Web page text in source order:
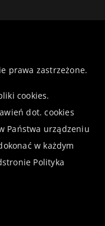
prawa zastrzeżone.
cookies.
dot. cookies
Państwa urządzeniu
w każdym
Polityka